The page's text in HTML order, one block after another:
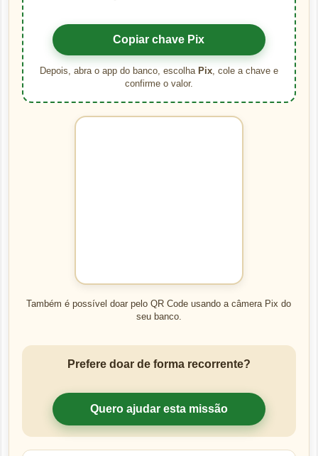
Copiar chave Pix
Depois, abra o app do banco, escolha Pix, cole a chave e
confirme o valor.
Também é possível doar pelo QR Code usando a câmera Pix do
seu banco.
Prefere doar de forma recorrente?
Quero ajudar esta missão